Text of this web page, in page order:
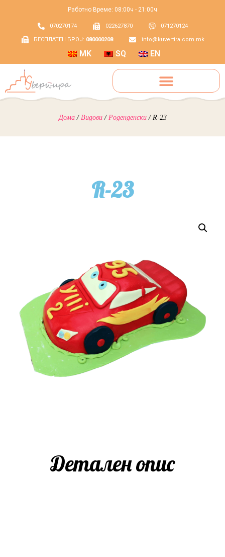
Работно Време: 08:00ч - 21:00ч
070270174 022627870 071270124
БЕСПЛАТЕН БРОЈ: 080000208 info@kuvertira.com.mk
MK SQ EN
Дома/ Видови/ Роденденски/ R-23
R-23
Детален опис